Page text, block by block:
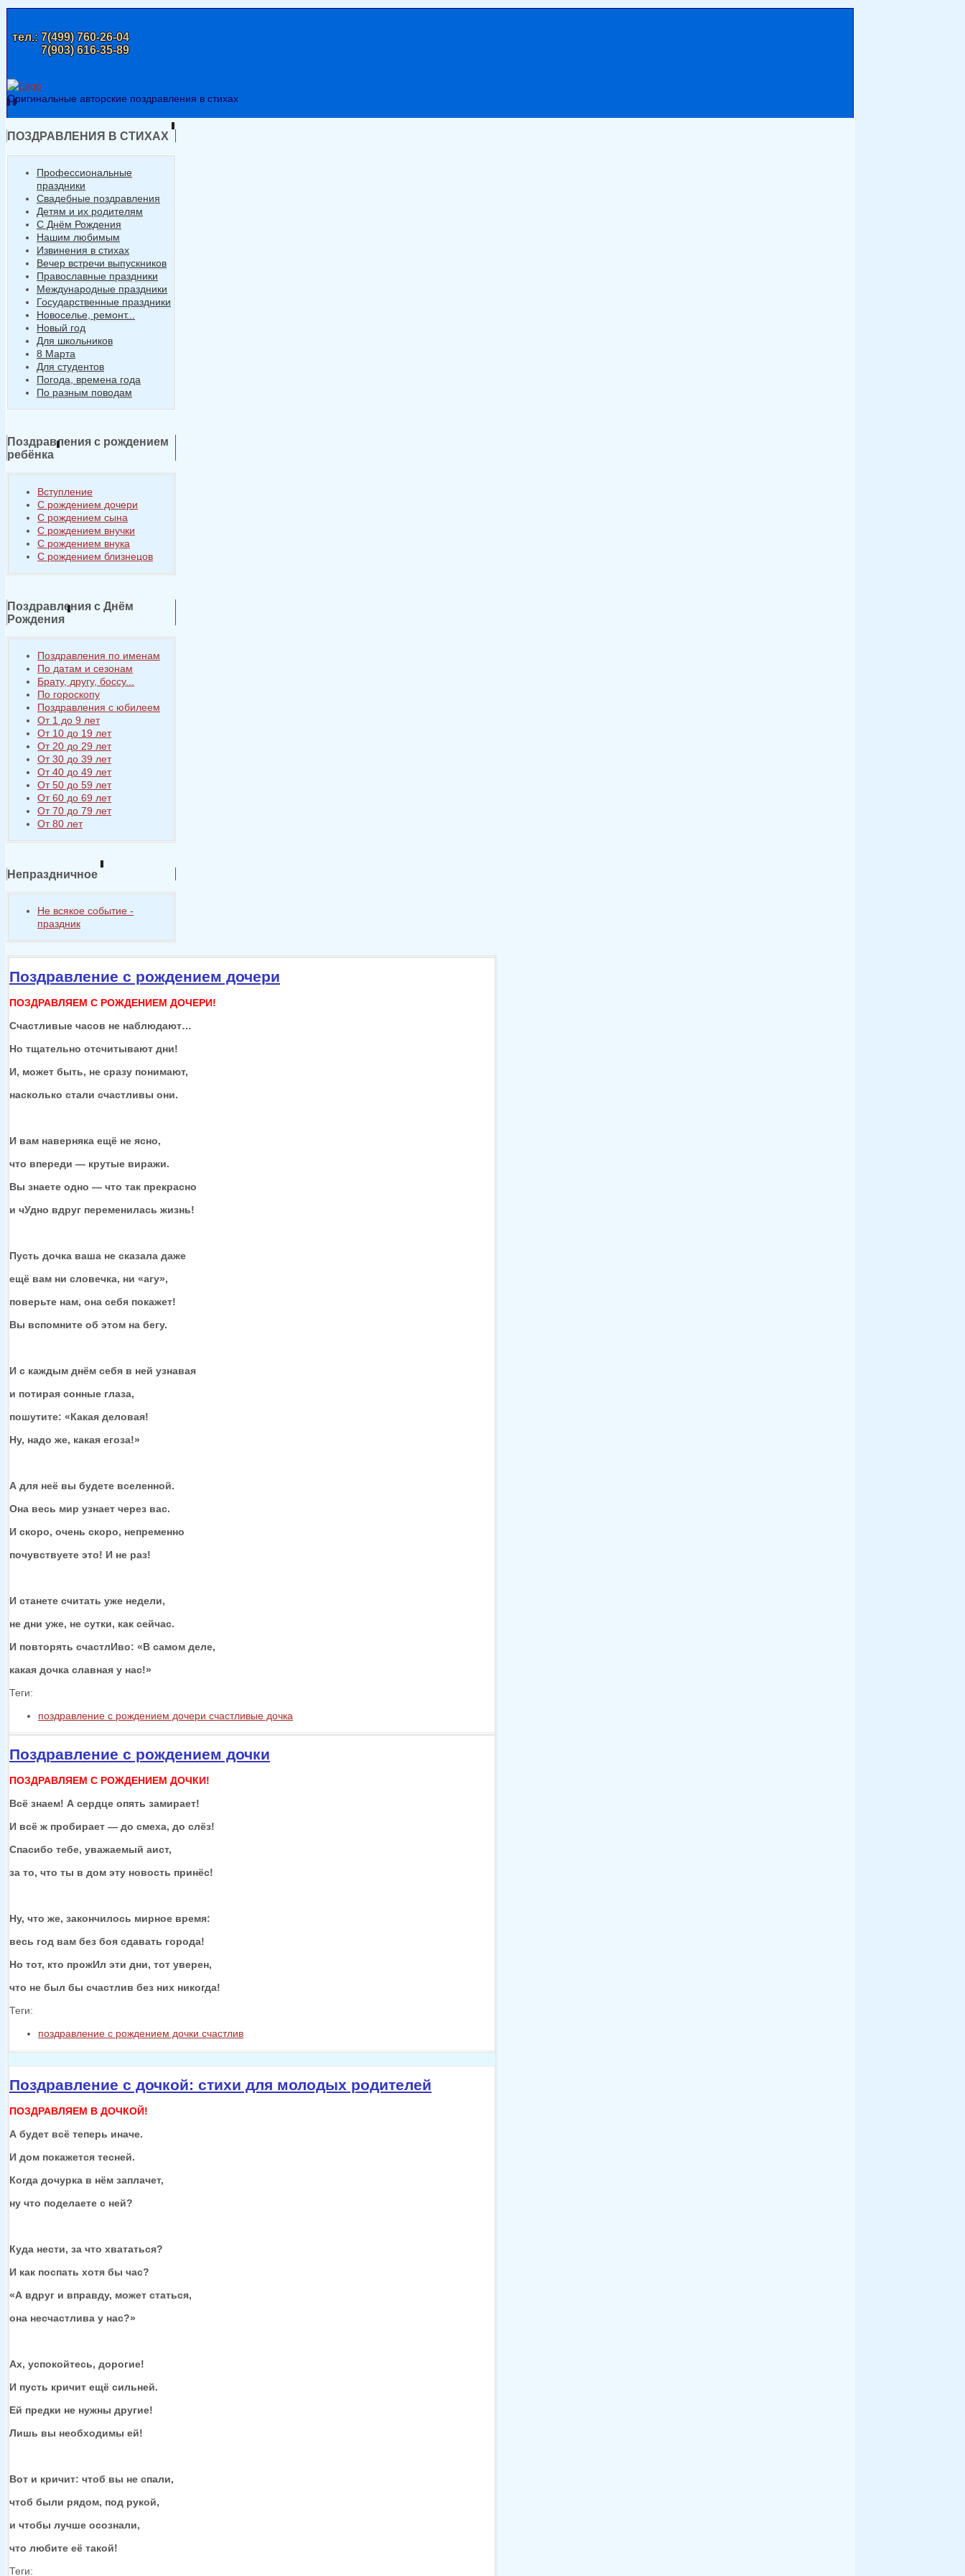
тел.:7(499) 760-26-04
7(903) 616-35-89
Оригинальные авторские поздравления в стихах
ПОЗДРАВЛЕНИЯ В СТИХАХ
Профессиональные
праздники
Свадебные поздравления
Детям и их родителям
С Днём Рождения
Нашим любимым
Извинения в стихах
Вечер встречи выпускников
Православные праздники
Международные праздники
Государственные праздники
Новоселье, ремонт...
Новый год
Для школьников
8 Марта
Для студентов
Погода, времена года
По разным поводам
Поздравления с рождением
ребёнка
Вступление
С рождением дочери
С рождением сына
С рождением внучки
С рождением внука
С рождением близнецов
Поздравления с Днём
Рождения
Поздравления по именам
По датам и сезонам
Брату, другу, боссу...
По гороскопу
Поздравления с юбилеем
От 1 до 9 лет
От 10 до 19 лет
От 20 до 29 лет
От 30 до 39 лет
От 40 до 49 лет
От 50 до 59 лет
От 60 до 69 лет
От 70 до 79 лет
От 80 лет
Непраздничное
Не всякое событие -
праздник
Поздравление с рождением дочери
ПОЗДРАВЛЯЕМ С РОЖДЕНИЕМ ДОЧЕРИ!
Счастливые часов не наблюдают…
Но тщательно отсчитывают дни!
И, может быть, не сразу понимают,
насколько стали счастливы они.
И вам наверняка ещё не ясно,
что впереди — крутые виражи.
Вы знаете одно — что так прекрасно
и чУдно вдруг переменилась жизнь!
Пусть дочка ваша не сказала даже
ещё вам ни словечка, ни «агу»,
поверьте нам, она себя покажет!
Вы вспомните об этом на бегу.
И с каждым днём себя в ней узнавая
и потирая сонные глаза,
пошутите: «Какая деловая!
Ну, надо же, какая егоза!»
А для неё вы будете вселенной.
Она весь мир узнает через вас.
И скоро, очень скоро, непременно
почувствуете это! И не раз!
И станете считать уже недели,
не дни уже, не сутки, как сейчас.
И повторять счастлИво: «В самом деле,
какая дочка славная у нас!»
Теги:
поздравление с рождением дочери счастливые дочка
Поздравление с рождением дочки
ПОЗДРАВЛЯЕМ С РОЖДЕНИЕМ ДОЧКИ!
Всё знаем! А сердце опять замирает!
И всё ж пробирает — до смеха, до слёз!
Спасибо тебе, уважаемый аист,
за то, что ты в дом эту новость принёс!
Ну, что же, закончилось мирное время:
весь год вам без боя сдавать города!
Но тот, кто прожИл эти дни, тот уверен,
что не был бы счастлив без них никогда!
Теги:
поздравление с рождением дочки счастлив
Поздравление с дочкой: стихи для молодых родителей
ПОЗДРАВЛЯЕМ В ДОЧКОЙ!
А будет всё теперь иначе.
И дом покажется тесней.
Когда дочурка в нём заплачет,
ну что поделаете с ней?
Куда нести, за что хвататься?
И как поспать хотя бы час?
«А вдруг и вправду, может статься,
она несчастлива у нас?»
Ах, успокойтесь, дорогие!
И пусть кричит ещё сильней.
Ей предки не нужны другие!
Лишь вы необходимы ей!
Вот и кричит: чтоб вы не спали,
чтоб были рядом, под рукой,
и чтобы лучше осознали,
что любите её такой!
Теги: